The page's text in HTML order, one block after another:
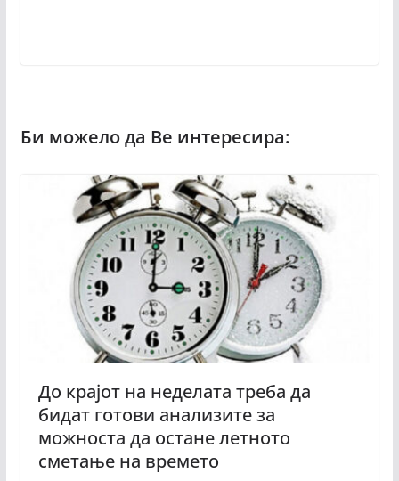
До крајот на неделата треба да
бидат готови анализите за
можноста да остане летното
сметање на времето